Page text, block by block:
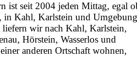
ist seit 2004 jeden Mittag, egal
in Kahl, Karlstein und
liefern wir nach Kahl, Karlstein,
Hörstein, Wasserlos und
anderen Ortschaft wohnen,